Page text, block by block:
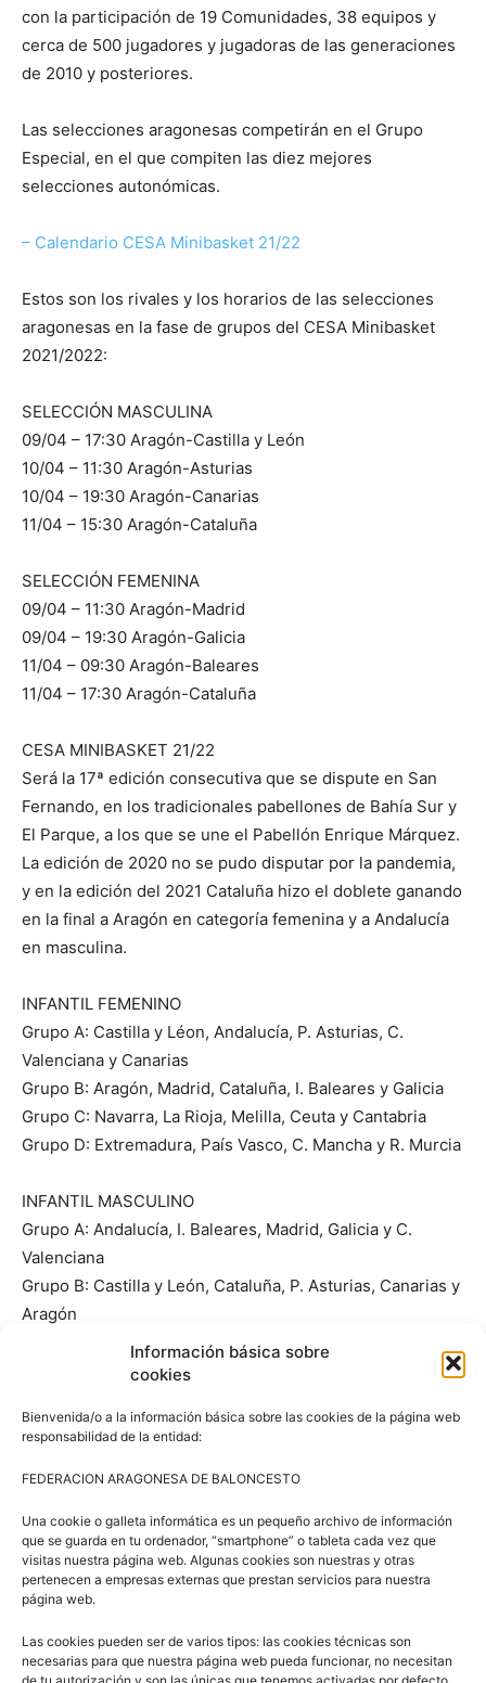
Información básica sobre
cookies
Bienvenida/o a la información básica sobre las cookies de la página web
responsabilidad de la entidad:
FEDERACION ARAGONESA DE BALONCESTO
Una cookie o galleta informática es un pequeño archivo de información
que se guarda en tu ordenador, “smartphone” o tableta cada vez que
visitas nuestra página web. Algunas cookies son nuestras y otras
pertenecen a empresas externas que prestan servicios para nuestra
página web.
Las cookies pueden ser de varios tipos: las cookies técnicas son
necesarias para que nuestra página web pueda funcionar, no necesitan
con la participación de 19 Comunidades, 38 equipos y
cerca de 500 jugadores y jugadoras de las generaciones
de 2010 y posteriores.
Las selecciones aragonesas competirán en el Grupo
Especial, en el que compiten las diez mejores
selecciones autonómicas.
– Calendario CESA Minibasket 21/22
Estos son los rivales y los horarios de las selecciones
aragonesas en la fase de grupos del CESA Minibasket
2021/2022:
SELECCIÓN MASCULINA
09/04 – 17:30 Aragón-Castilla y León
10/04 – 11:30 Aragón-Asturias
10/04 – 19:30 Aragón-Canarias
11/04 – 15:30 Aragón-Cataluña
SELECCIÓN FEMENINA
09/04 – 11:30 Aragón-Madrid
09/04 – 19:30 Aragón-Galicia
11/04 – 09:30 Aragón-Baleares
11/04 – 17:30 Aragón-Cataluña
CESA MINIBASKET 21/22
Será la 17ª edición consecutiva que se dispute en San
Fernando, en los tradicionales pabellones de Bahía Sur y
El Parque, a los que se une el Pabellón Enrique Márquez.
La edición de 2020 no se pudo disputar por la pandemia,
y en la edición del 2021 Cataluña hizo el doblete ganando
en la final a Aragón en categoría femenina y a Andalucía
en masculina.
INFANTIL FEMENINO
Grupo A: Castilla y Léon, Andalucía, P. Asturias, C.
Valenciana y Canarias
Grupo B: Aragón, Madrid, Cataluña, I. Baleares y Galicia
Grupo C: Navarra, La Rioja, Melilla, Ceuta y Cantabria
Grupo D: Extremadura, País Vasco, C. Mancha y R. Murcia
INFANTIL MASCULINO
Grupo A: Andalucía, I. Baleares, Madrid, Galicia y C.
Valenciana
Grupo B: Castilla y León, Cataluña, P. Asturias, Canarias y
Aragón
Grupo C: Extremadura, Cast. Mancha, Ceuta, Melilla y R.
Artículos relacionados Más del autor